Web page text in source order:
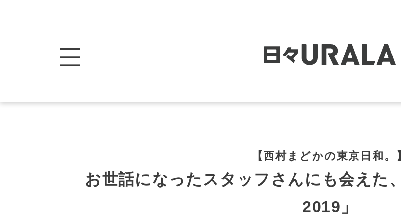
【西村まどかの東京日和。
お世話になったスタッフさんにも会えた
2019」